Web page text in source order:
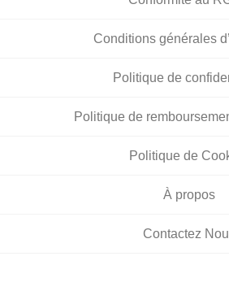
Conditions générales
Politique de
Politique de
Politique de
À propos
Contactez